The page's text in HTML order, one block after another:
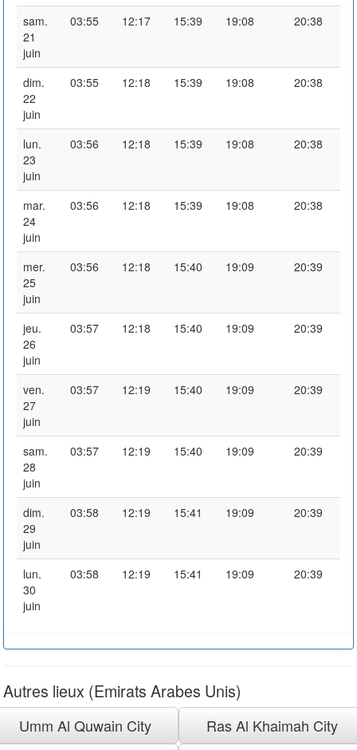
sam.
21
juin
03:55 12:17 15:39 19:08 20:38
dim.
22
juin
03:55 12:18 15:39 19:08 20:38
lun.
23
juin
03:56 12:18 15:39 19:08 20:38
mar.
24
juin
03:56 12:18 15:39 19:08 20:38
mer.
25
juin
03:56 12:18 15:40 19:09 20:39
jeu.
26
juin
03:57 12:18 15:40 19:09 20:39
ven.
27
juin
03:57 12:19 15:40 19:09 20:39
sam.
28
juin
03:57 12:19 15:40 19:09 20:39
dim.
29
juin
03:58 12:19 15:41 19:09 20:39
lun.
30
juin
03:58 12:19 15:41 19:09 20:39
Autres lieux (Emirats Arabes Unis)
Umm Al Quwain City
Ras Al Khaimah City